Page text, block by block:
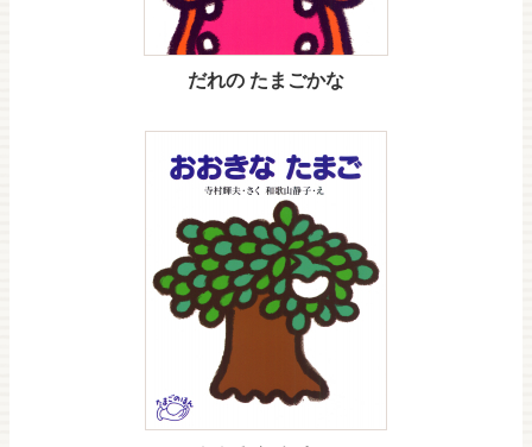
だれの たまごかな